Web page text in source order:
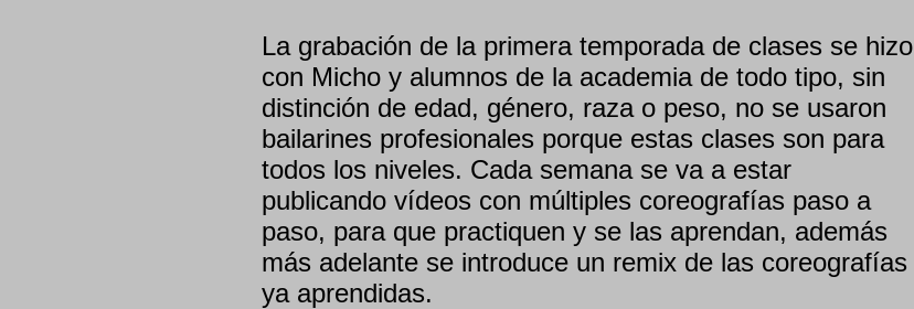
La grabación de la primera temporada de clases se hizo
con Micho y alumnos de la academia de todo tipo, sin
distinción de edad, género, raza o peso, no se usaron
bailarines profesionales porque estas clases son para
todos los niveles. Cada semana se va a estar
publicando vídeos con múltiples coreografías paso a
paso, para que practiquen y se las aprendan, además
más adelante se introduce un remix de las coreografías
ya aprendidas.